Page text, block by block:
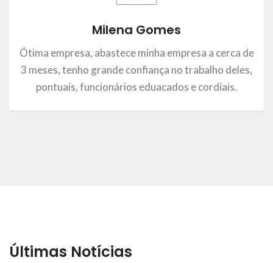
Milena Gomes
Ótima empresa, abastece minha empresa a cerca de
3 meses, tenho grande confiança no trabalho deles,
pontuais, funcionários eduacados e cordiais.
Últimas Notícias